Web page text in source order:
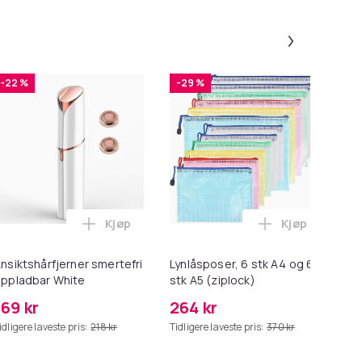
/ 0,01 g i handlekurven
Xiaomi Roborock S5 Max/S50/S51/S55/S5/S60/S65/S6/S6
-22 %
smertefri
White
kr
laveste pris: 218 kr
Legg Ansiktshårfjerner smertefri
Kjøp
-29 %
Lynlåsposer, 6 stk A4 og 6
stk A5 (ziplock)
264 kr
Tidligere laveste pris: 370 kr
Legg
Kjøp